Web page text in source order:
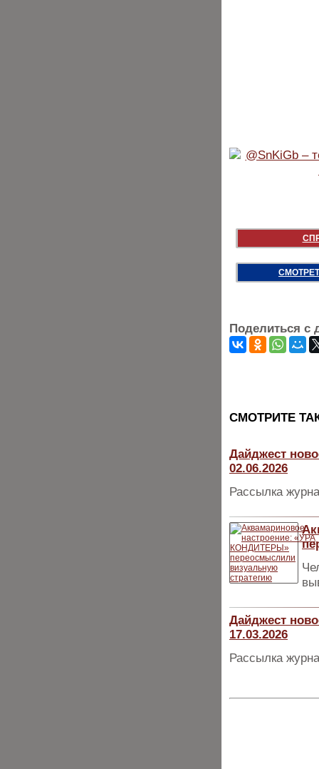
Поделиться с
CМОТРИТЕ
Дайджест
02.06.2026
Рассылка
Дайджест
17.03.2026
Рассылка